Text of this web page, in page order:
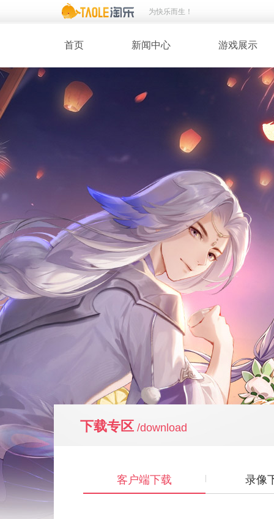
为快乐而生！
首页 新闻中心 游戏展示
· 维护公告
· 桃花美人
下载专区 /download
客户端下载 录像